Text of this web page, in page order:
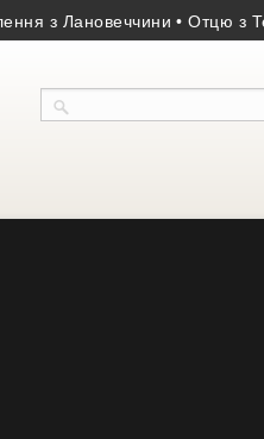
Лановеччини • Отцю з